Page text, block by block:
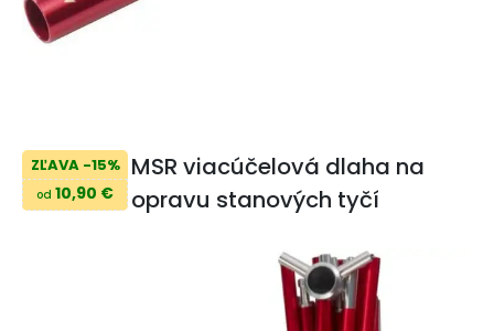
ZĽAVA -15%
od 10,90 €
MSR viacúčelová dlaha na
opravu stanových tyčí